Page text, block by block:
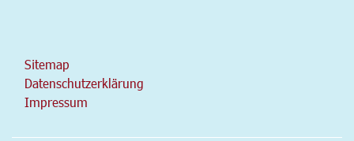
Sitemap
Datenschutzerklärung
Impressum